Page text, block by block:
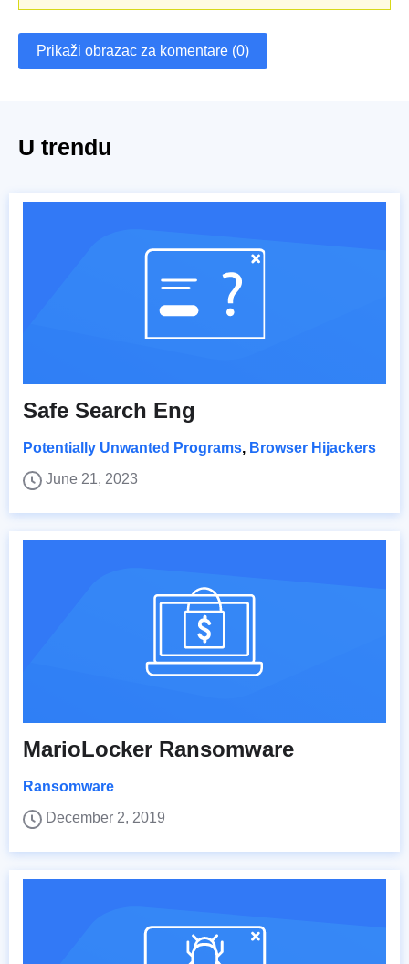
Prikaži obrazac za komentare (0)
U trendu
Safe Search Eng
Potentially Unwanted Programs, Browser Hijackers
June 21, 2023
MarioLocker Ransomware
Ransomware
December 2, 2019